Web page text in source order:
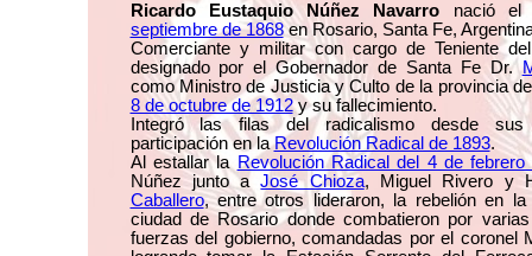
Ricardo Eustaquio Núñez Navarro nació el
septiembre de 1868en Rosario, Santa Fe,
Comerciante y militar con cargo de Teniente
designado por el Gobernador de Santa Fe Dr.
como Ministro de Justicia y Culto de la provincia
8 de octubre de 1912y su fallecimiento.
Integró las filas del radicalismo desde sus
participación en laRevolución Radical de 1893.
Al estallar la Revolución Radical del 4 de febrero
Núñez junto aJosé Chioza, Miguel Rivero y
Caballero, entre otros lideraron, la rebelión en
ciudad de Rosario donde combatieron por
fuerzas del gobierno, comandadas por el coronel